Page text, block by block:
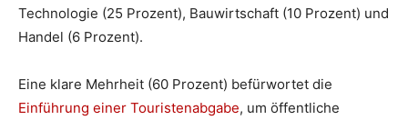
Technologie (25 Prozent), Bauwirtschaft (10 Prozent) und
Handel (6 Prozent).
Eine klare Mehrheit (60 Prozent) befürwortet die
Einführung einer Touristenabgabe, um öffentliche